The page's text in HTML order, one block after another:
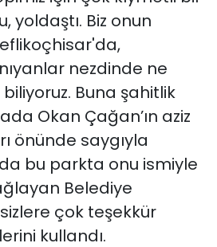
yoldaştı. Biz onun
nezdinde ne
Buna şahitlik
Okan Çağan’ın aziz
önünde saygıyla
bu parkta onu ismiyle
Belediye
çok teşekkür
kullandı.